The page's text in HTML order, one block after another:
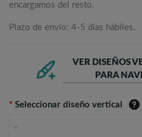
encargamos del resto.
Plazo de envío: 4-5 días hábiles.
VER DISEÑOS
PARA
* Seleccionar diseño vertical
-